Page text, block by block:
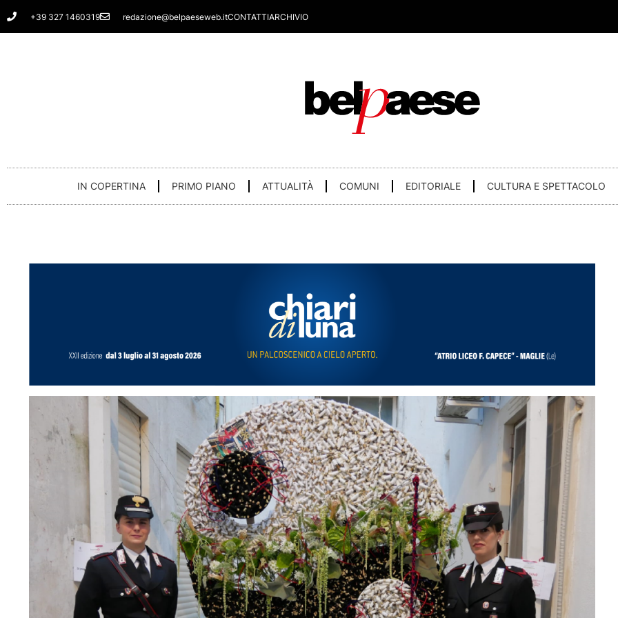
Vai
al
+39 327 1460319 redazione@belpaeseweb.itCONTATTIARCHIVIO
IN COPERTINA PRIMO PIANO ATTUALITÀ COMUNI EDITORIALE CULTURA E SPETTACOLO